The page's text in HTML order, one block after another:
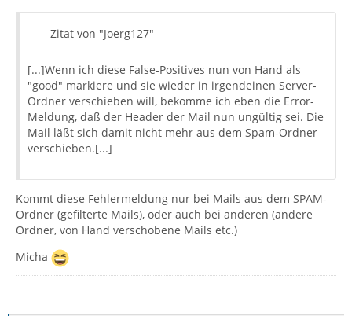
Zitat von "Joerg127"
[...]Wenn ich diese False-Positives nun von Hand als
"good" markiere und sie wieder in irgendeinen Server-
Ordner verschieben will, bekomme ich eben die Error-
Meldung, daß der Header der Mail nun ungültig sei. Die
Mail läßt sich damit nicht mehr aus dem Spam-Ordner
verschieben.[...]
Kommt diese Fehlermeldung nur bei Mails aus dem SPAM-
Ordner (gefilterte Mails), oder auch bei anderen (andere
Ordner, von Hand verschobene Mails etc.)
Micha